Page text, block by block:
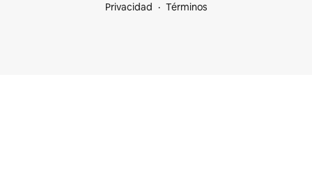
Privacidad
Términos